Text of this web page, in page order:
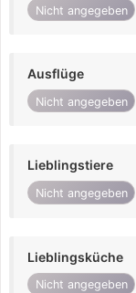
Nicht angegeben
Ausflüge
Nicht angegeben
Lieblingstiere
Nicht angegeben
Lieblingsküche
Nicht angegeben